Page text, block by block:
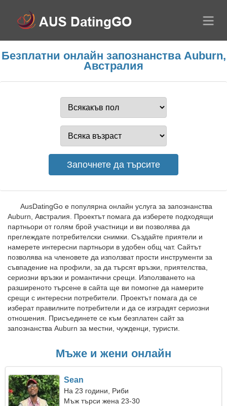
Безплатни онлайн запознанства Auburn,
Австралия
AusDatingGo е популярна онлайн услуга за запознанства
Auburn, Австралия. Проектът помага да изберете подходящи
партньори от голям брой участници и ви позволява да
преглеждате потребителски снимки. Създайте приятели и
намерете интересни партньори в удобен общ чат. Сайтът
позволява на членовете да използват прости инструменти за
съвпадение на профили, за да търсят връзки, приятелства,
сериозни връзки и романтични срещи. Използването на
разширеното търсене в сайта ще ви помогне да намерите
срещи с интересни потребители. Проектът помага да се
изберат правилните потребители и да се изградят сериозни
отношения. Присъединете се към безплатен сайт за
запознанства Auburn за местни, чужденци, туристи.
Мъже и жени онлайн
Sean
На 23 години, Риби
Мъж търси жена 23-30